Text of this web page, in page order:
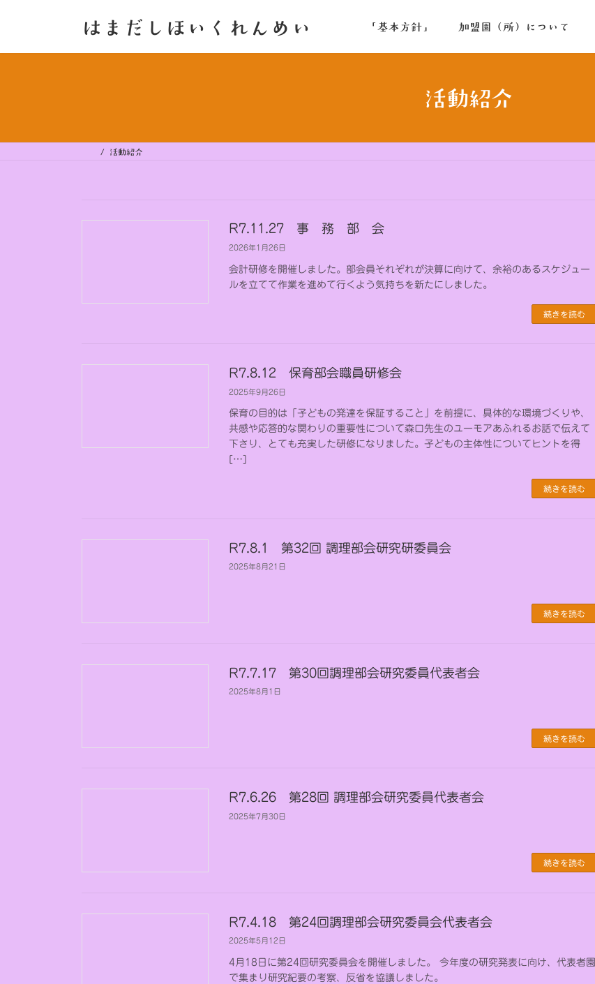
はまだしほいくれんめい 「基本方針」 加盟園（所）について
活動紹介
活動紹介
R7.11.27 事 務 部 会
2026年1月26日
会計研修を開催しました。部会員それぞれが決算に向けて、余裕のあるスケジュー
ルを立てて作業を進めて行くよう気持ちを新たにしました。
続きを読む
R7.8.12 保育部会職員研修会
2025年9月26日
保育の目的は「子どもの発達を保証すること」を前提に、具体的な環境づくりや、
共感や応答的な関わりの重要性について森口先生のユーモアあふれるお話で伝えて
下さり、とても充実した研修になりました。子どもの主体性についてヒントを得
[…]
続きを読む
R7.8.1 第32回 調理部会研究研委員会
2025年8月21日
続きを読む
R7.7.17 第30回調理部会研究委員代表者会
2025年8月1日
続きを読む
R7.6.26 第28回 調理部会研究委員代表者会
2025年7月30日
続きを読む
R7.4.18 第24回調理部会研究委員会代表者会
2025年5月12日
4月18日に第24回研究委員会を開催しました。 今年度の研究発表に向け、代表者園
で集まり研究紀要の考察、反省を協議しました。